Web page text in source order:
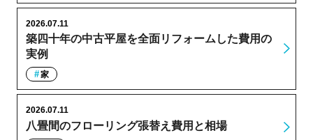
築四十年の中古平屋を全面リフォームした費用の
実例
2026.07.11
家
八畳間のフローリング張替え費用と相場
2026.07.11